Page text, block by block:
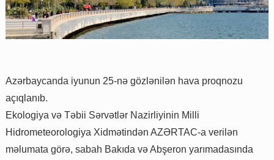
Azərbaycanda iyunun 25-nə gözlənilən hava proqnozu
açıqlanıb.
Ekologiya və Təbii Sərvətlər Nazirliyinin Milli
Hidrometeorologiya Xidmətindən AZƏRTAC-a verilən
məlumata görə, sabah Bakıda və Abşeron yarımadasında